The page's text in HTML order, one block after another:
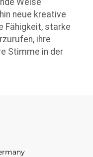
neue kreative
Fähigkeit, starke
ihre
Stimme in der